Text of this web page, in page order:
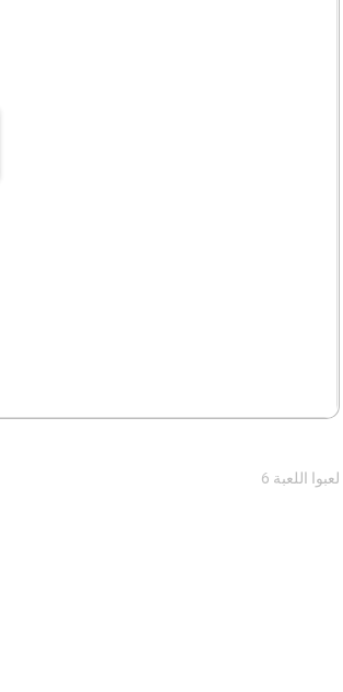
6 لعبوا اللعبة